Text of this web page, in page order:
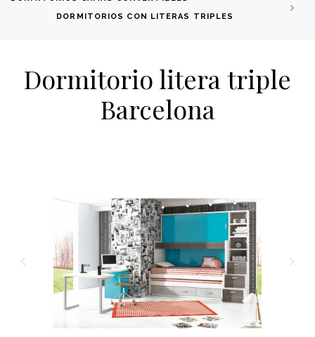
DORMITORIOS CON LITERAS TRIPLES
Dormitorio litera triple
Barcelona